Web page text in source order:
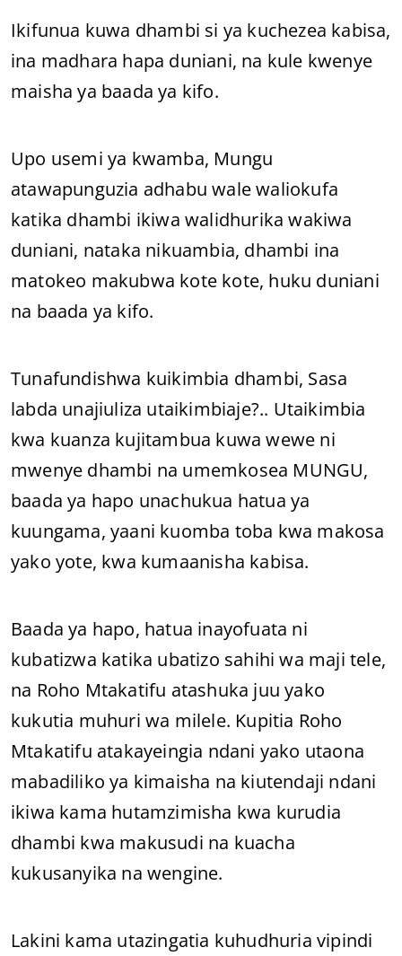
Ikifunua kuwa dhambi si ya kuchezea kabisa,
ina madhara hapa duniani, na kule kwenye
maisha ya baada ya kifo.
Upo usemi ya kwamba, Mungu
atawapunguzia adhabu wale waliokufa
katika dhambi ikiwa walidhurika wakiwa
duniani, nataka nikuambia, dhambi ina
matokeo makubwa kote kote, huku duniani
na baada ya kifo.
Tunafundishwa kuikimbia dhambi, Sasa
labda unajiuliza utaikimbiaje?.. Utaikimbia
kwa kuanza kujitambua kuwa wewe ni
mwenye dhambi na umemkosea MUNGU,
baada ya hapo unachukua hatua ya
kuungama, yaani kuomba toba kwa makosa
yako yote, kwa kumaanisha kabisa.
Baada ya hapo, hatua inayofuata ni
kubatizwa katika ubatizo sahihi wa maji tele,
na Roho Mtakatifu atashuka juu yako
kukutia muhuri wa milele. Kupitia Roho
Mtakatifu atakayeingia ndani yako utaona
mabadiliko ya kimaisha na kiutendaji ndani
ikiwa kama hutamzimisha kwa kurudia
dhambi kwa makusudi na kuacha
kukusanyika na wengine.
Lakini kama utazingatia kuhudhuria vipindi